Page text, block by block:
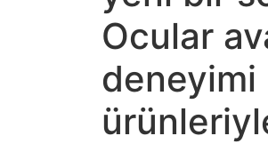
Ocular